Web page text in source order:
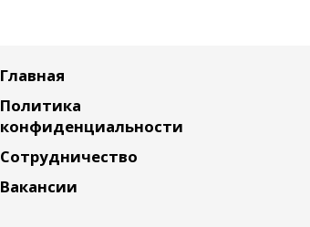
Главная
Политика
конфиденциальности
Сотрудничество
Вакансии